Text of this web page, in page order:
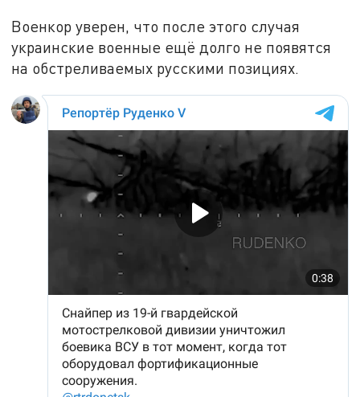
Военкор уверен, что после этого случая
украинские военные ещё долго не появятся
на обстреливаемых русскими позициях.